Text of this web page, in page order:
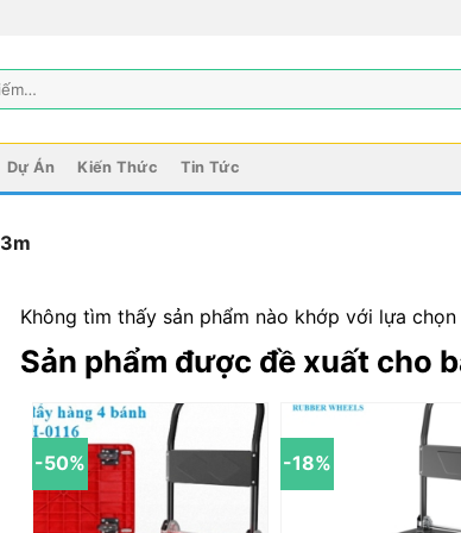
Dự Án Kiến Thức Tin Tức
3m
Không tìm thấy sản phẩm nào khớp với lựa chọn
Sản phẩm được đề xuất cho
-50% -18%